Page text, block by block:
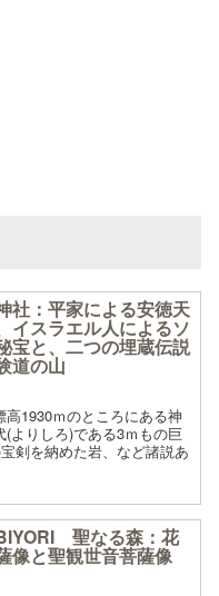
社：平家による安徳天
イスラエル人によるソ
宝と、二つの埋蔵伝説
道の山
1930ｍのところにある神
よりしろ)である3ｍもの巨
剣を納めた岩、など諸説あ
聖なる森：花
像と聖観世音菩薩像